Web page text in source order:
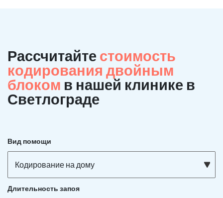
Рассчитайте стоимость
кодирования двойным
блоком в нашей клинике в
Светлограде
Вид помощи
Кодирование на дому
Длительность запоя